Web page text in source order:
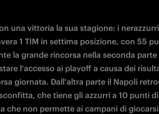
una vittoria la sua stagione: i
1 TIM in settima posizione, con 55
la grande rincorsa nella seconda
l'accesso ai playoff a causa dei
giornata. Dall'altra parte il Napoli
che tiene gli azzurri a 10 punti
che non permette ai campani di giocarsi